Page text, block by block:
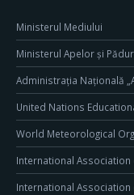
Ministerul Mediului
Ministerul Apelor și
Administrația Națională
United Nations
World Meteorological
International
International Association